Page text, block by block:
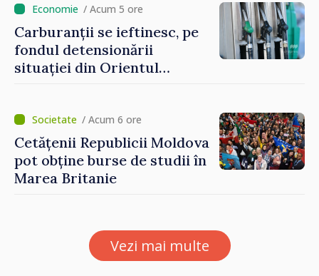
hotare, că merită să devină
parte a marii familii
europene”
/ Acum 5 ore
Carburanții se ieftinesc, pe
fondul detensionării
situației din Orientul
/ Acum 6 ore
Cetățenii Republicii Moldova
pot obține burse de studii în
Marea Britanie
Vezi mai multe